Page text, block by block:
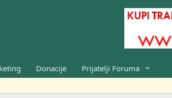
Donacije Prijatelji Foruma